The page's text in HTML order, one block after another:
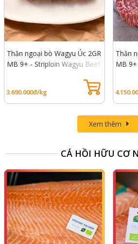
Thăn ngoại bò Wagyu Úc 2GR
MB 9+ - Striploin Wagyu Beef
3.690.000đ/kg
Thăn
MB 9+
Xem thêm
CÁ HỒI HỮU CƠ